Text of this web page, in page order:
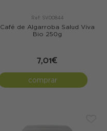
Ref: SV00844
Café de Algarroba Salud Viva
Bio 250g
7,01€
comprar